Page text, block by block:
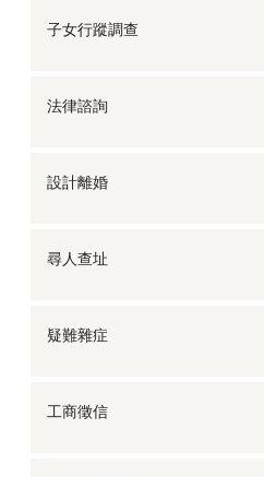
子女行蹤調查
法律諮詢
設計離婚
尋人查址
疑難雜症
工商徵信